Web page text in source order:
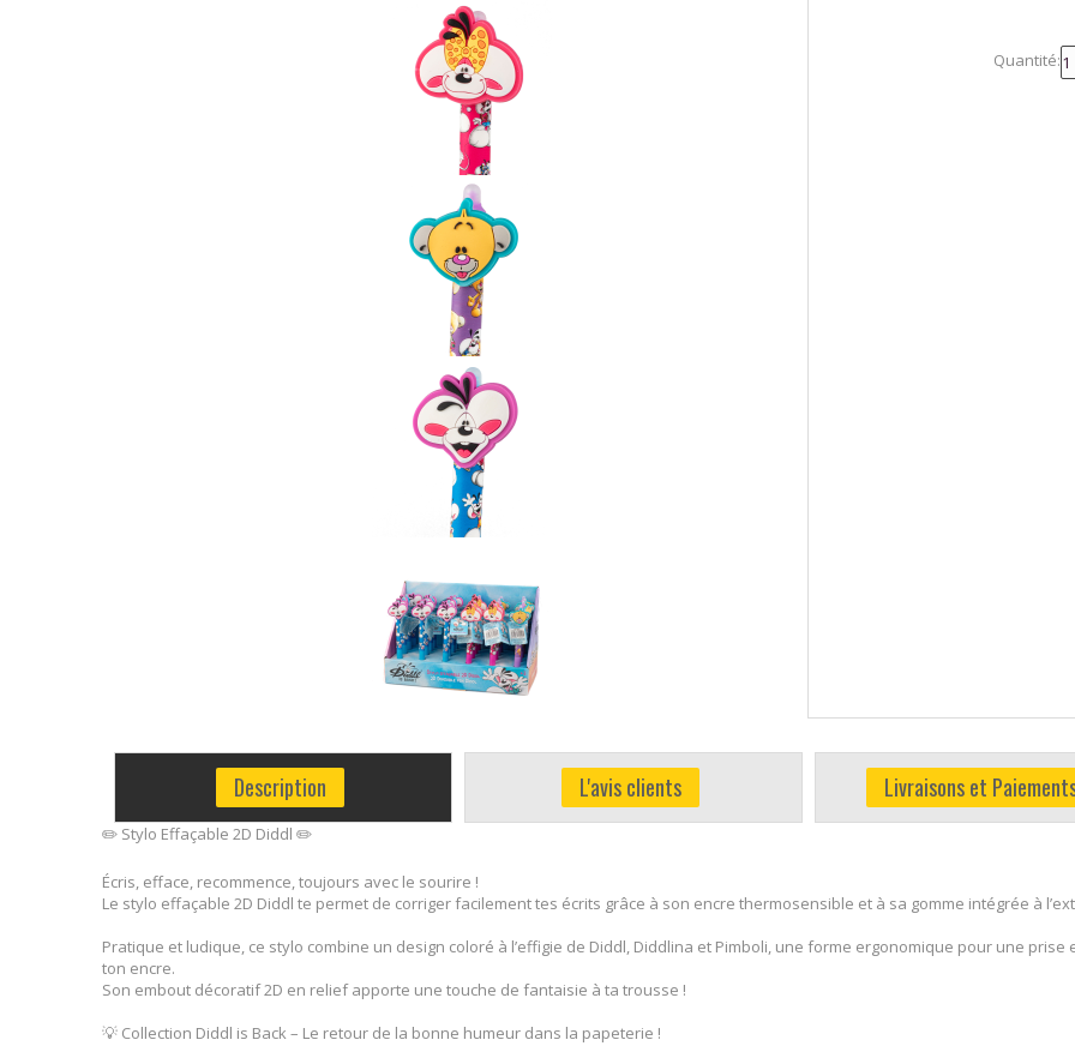
Quantité:
Description L'avis clients Livraisons et
✏️ Stylo Effaçable 2D Diddl ✏️
Écris, efface, recommence, toujours avec le sourire !
Le stylo effaçable 2D Diddl te permet de corriger facilement tes écrits grâce à son encre thermosensible et à sa gomme intégrée à
Pratique et ludique, ce stylo combine un design coloré à l’effigie de Diddl, Diddlina et Pimboli, une forme ergonomique pour une
ton encre.
Son embout décoratif 2D en relief apporte une touche de fantaisie à ta trousse !
💡 Collection Diddl is Back – Le retour de la bonne humeur dans la papeterie !